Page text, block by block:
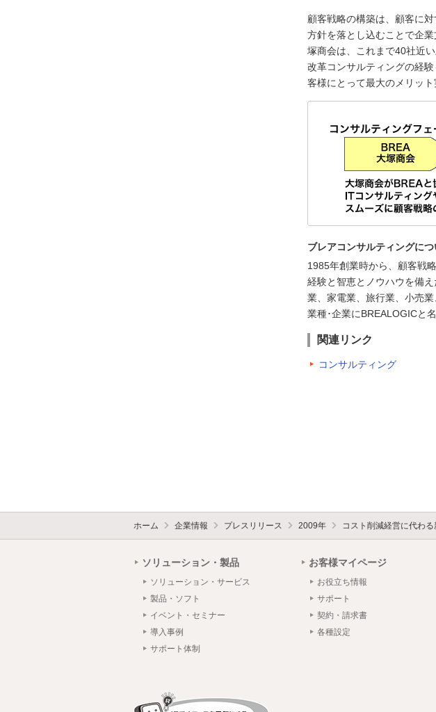
顧客戦略の構築は、顧客に
方針を落とし込むことで企
塚商会は、これまで40社近
改革コンサルティングの経
客様にとって最大のメリッ
ブレアコンサルティングにつ
1985年創業時から、顧客戦
経験と智恵とノウハウを備
業、家電業、旅行業、小売
業種･企業にBREALOGICと
関連リンク
コンサルティング
ホーム 企業情報 プレスリリース 2009年 コスト削減経営に代わ
ソリューション・製品
ソリューション・サービス
製品・ソフト
イベント・セミナー
導入事例
サポート体制
お客様マイページ
お役立ち情報
サポート
契約・請求書
各種設定